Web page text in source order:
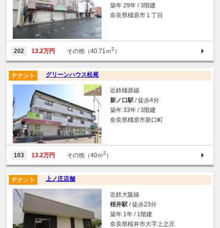
築年 29年 / 3階建
奈良県橿原市１丁目
202 13.2万円 その他（40.71ｍ2 ）
グリーンハウス松尾
テナント
近鉄橿原線
新ノ口駅 / 徒歩4分
築年 33年 / 3階建
奈良県橿原市新口町
103 13.2万円 その他（40ｍ2 ）
上ノ庄店舗
テナント
近鉄大阪線
桜井駅 / 徒歩23分
築年 1年 / 1階建
奈良県桜井市大字上之庄